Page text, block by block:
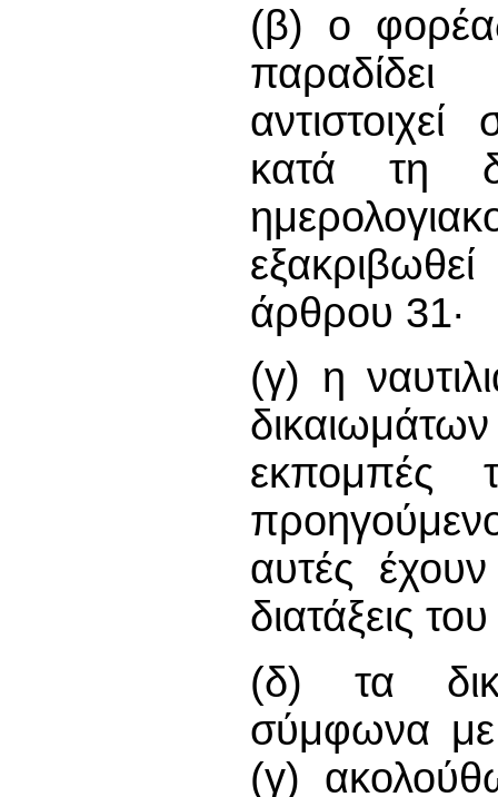
(β) ο
κατά τη
άρθρου 31·
(γ) η
δικαιωμάτων
εκπομπές
αυτές
διατάξεις
(δ) τα
σύμφωνα
(γ)